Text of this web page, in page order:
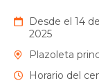
Desde el 14
2025
Plazoleta
Horario del